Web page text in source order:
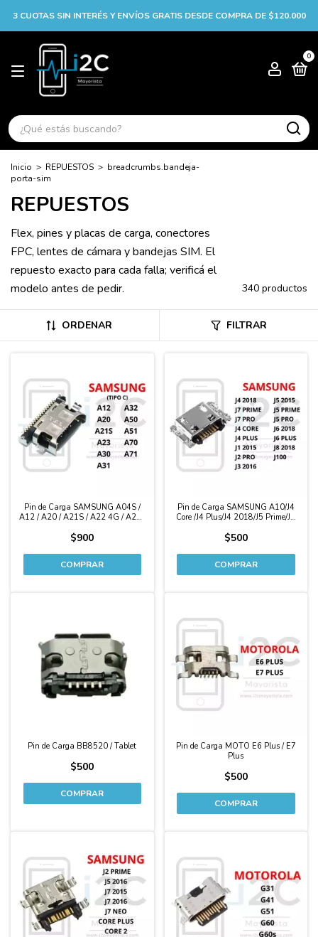
3 CUOTAS SIN INTERÉS Y ENVÍOS GRATIS DESDE COMPRA DE $120.000
0
Inicio > REPUESTOS > breadcrumbs.bandeja-
porta-sim
REPUESTOS
Flex, pines y placas de carga, conectores
FPC, lentes de cámara y bandejas SIM. El
repuesto exacto para cada falla; verificá el
modelo antes de pedir.
340 productos
ORDENAR FILTRAR
Pin de Carga SAMSUNG A04S /
A12 / A20 / A21S / A22 4G / A23 /
/ A71 (tipo C)
$900
Pin de Carga SAMSUNG A10/J4
Core /J4 Plus/J4 2018/J5 Prime/J6
2015/J2 Pro/J3 2016/J5 2015/J5
$500
Pin de Carga BB8520 / Tablet
$500
Pin de Carga MOTO E6 Plus / E7
Plus
$500